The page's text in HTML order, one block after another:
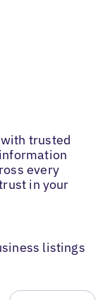
trusted
every
in your
listings